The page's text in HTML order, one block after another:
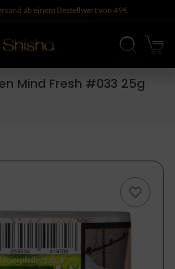
ab einem Bestellwert von 49€
Mind Fresh #033 25g